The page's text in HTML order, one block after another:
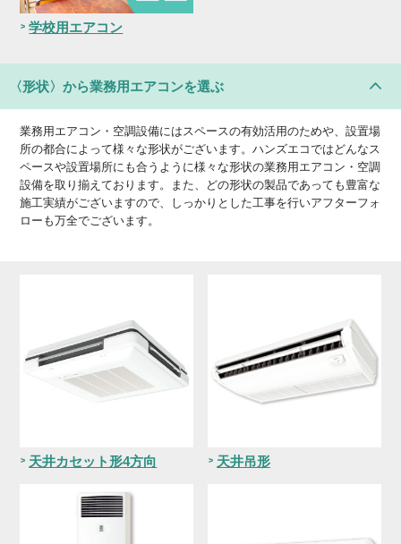
学校用エアコン
〈形状〉 から業務用エアコンを選ぶ
業務用エアコン・空調設備にはスペースの有効活用のためや、設置場
所の都合によって様々な形状がございます。ハンズエコではどんなス
ペースや設置場所にも合うように様々な形状の業務用エアコン・空調
設備を取り揃えております。また、どの形状の製品であっても豊富な
施工実績がございますので、しっかりとした工事を行いアフターフォ
ローも万全でございます。
天井カセット形4方向 天井吊形